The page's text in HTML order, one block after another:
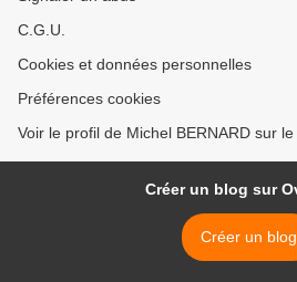
C.G.U.
Cookies et données personnelles
Préférences cookies
Voir le profil de Michel BERNARD sur
Créer un blog sur
Créer un blog